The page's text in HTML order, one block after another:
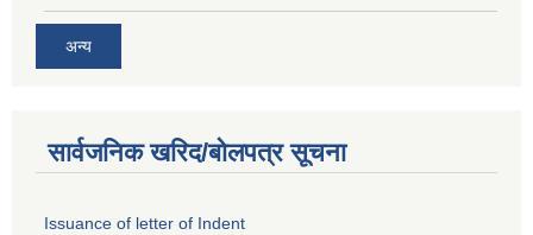
अन्य
सार्वजनिक खरिद/बोलपत्र सूचना
Issuance of letter of Indent